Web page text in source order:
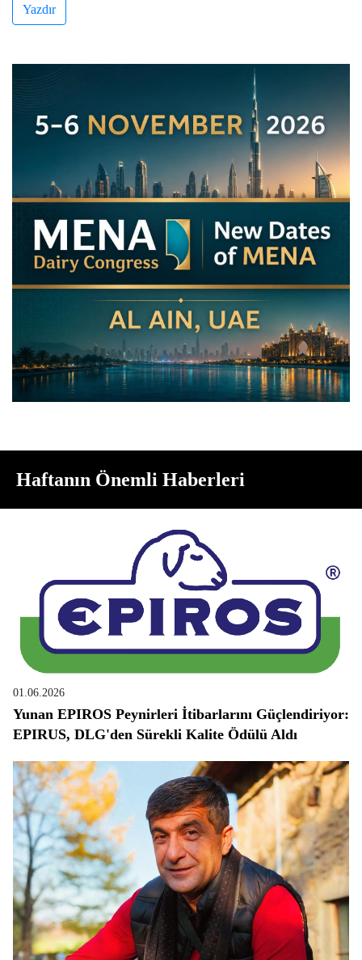
Yazdır
Haftanın Önemli Haberleri
01.06.2026
Yunan EPIROS Peynirleri İtibarlarını Güçlendiriyor:
EPIRUS, DLG'den Sürekli Kalite Ödülü Aldı